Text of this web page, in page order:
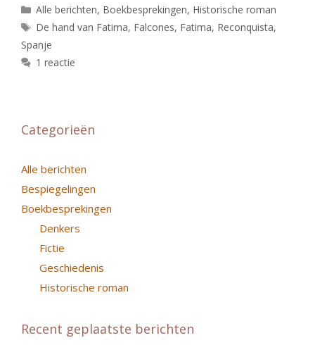
Categorieën
Alle berichten, Boekbesprekingen, Historische roman
Tags
De hand van Fatima, Falcones, Fatima, Reconquista,
Spanje
1 reactie
Categorieën
Alle berichten
Bespiegelingen
Boekbesprekingen
Denkers
Fictie
Geschiedenis
Historische roman
Recent geplaatste berichten